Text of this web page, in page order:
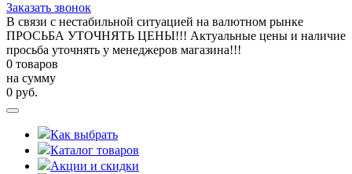
Заказать звонок
В связи с нестабильной ситуацией на валютном рынке
ПРОСЬБА УТОЧНЯТЬ ЦЕНЫ!!! Актуальные цены и наличие
просьба уточнять у менеджеров магазина!!!
0 товаров
на сумму
0 руб.
Как выбрать
Каталог товаров
Акции и скидки